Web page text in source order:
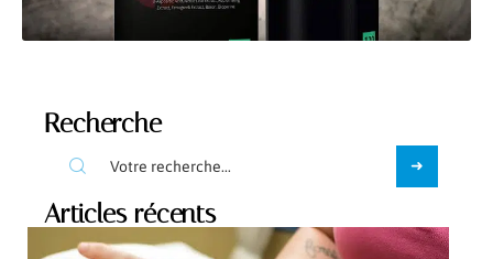
Recherche
Articles récents